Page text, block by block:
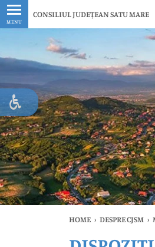
MENU
CONSILIUL JUDEȚEAN SATU MARE
HOME › DESPRE CJSM ›